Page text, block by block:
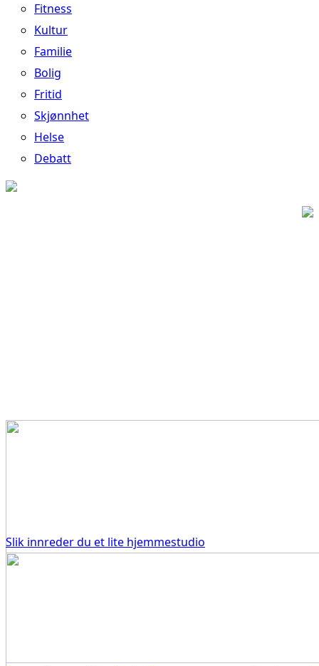
Fitness
Kultur
Familie
Bolig
Fritid
Skjønnhet
Helse
Debatt
Slik innreder du et lite hjemmestudio